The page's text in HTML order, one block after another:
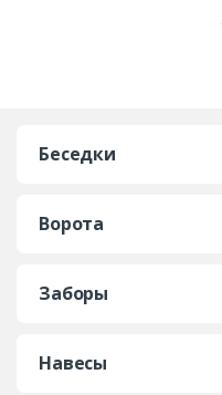
Беседки
Ворота
Заборы
Навесы